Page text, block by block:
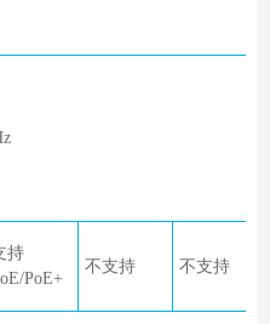
持
PoE+
不支持 不支持